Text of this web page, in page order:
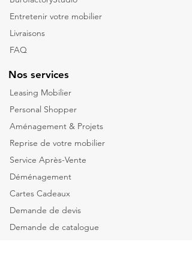
Entretenir votre mobilier
Livraisons
FAQ
Nos services
Leasing Mobilier
Personal Shopper
Aménagement & Projets
Reprise de votre mobilier
Service Après-Vente
Déménagement
Cartes Cadeaux
Demande de devis
Demande de catalogue